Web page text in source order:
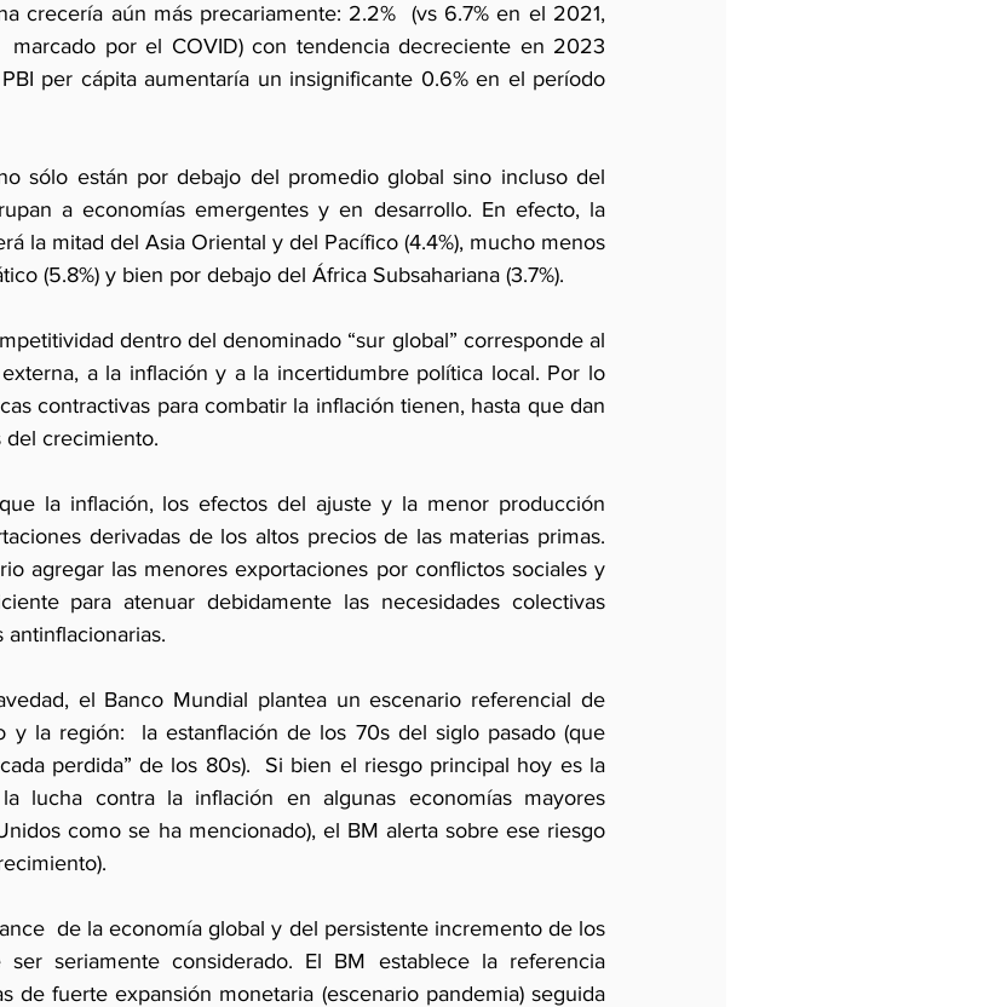
crecería aún más precariamente: 2.2%  (vs 6.7% en el 2021,
por el COVID) con tendencia decreciente en 2023
per cápita aumentaría un insignificante 0.6% en el período
sólo están por debajo del promedio global sino incluso del
a economías emergentes y en desarrollo. En efecto, la
la mitad del Asia Oriental y del Pacífico (4.4%), mucho menos
(5.8%) y bien por debajo del África Subsahariana (3.7%).
dentro del denominado “sur global” corresponde al
a la inflación y a la incertidumbre política local. Por lo
contractivas para combatir la inflación tienen, hasta que dan
del crecimiento.
la inflación, los efectos del ajuste y la menor producción
derivadas de los altos precios de las materias primas.
agregar las menores exportaciones por conflictos sociales y
para atenuar debidamente las necesidades colectivas
el Banco Mundial plantea un escenario referencial de
y la región:  la estanflación de los 70s del siglo pasado (que
perdida” de los 80s).  Si bien el riesgo principal hoy es la
lucha contra la inflación en algunas economías mayores
como se ha mencionado), el BM alerta sobre ese riesgo
de la economía global y del persistente incremento de los
seriamente considerado. El BM establece la referencia
de fuerte expansión monetaria (escenario pandemia) seguida